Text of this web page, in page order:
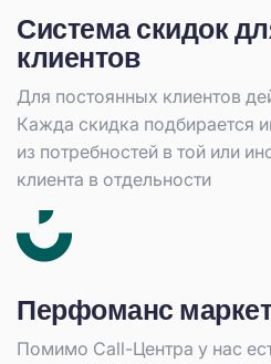
Система скидок
клиентов
Для постоянных клиентов
Кажда скидка подбирается
из потребностей в той или
клиента в отдельности
Перфоманс
Помимо Call-Центра у нас